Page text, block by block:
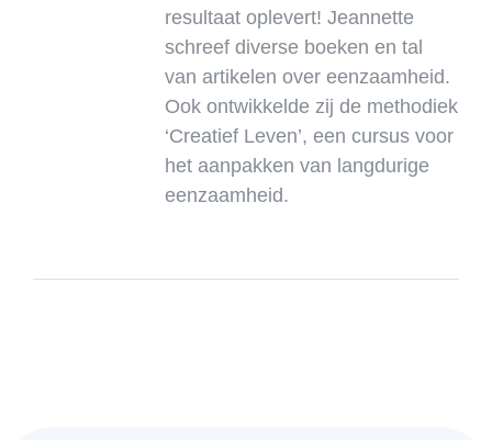
resultaat oplevert! Jeannette
schreef diverse boeken en tal
van artikelen over eenzaamheid.
Ook ontwikkelde zij de methodiek
‘Creatief Leven’, een cursus voor
het aanpakken van langdurige
eenzaamheid.